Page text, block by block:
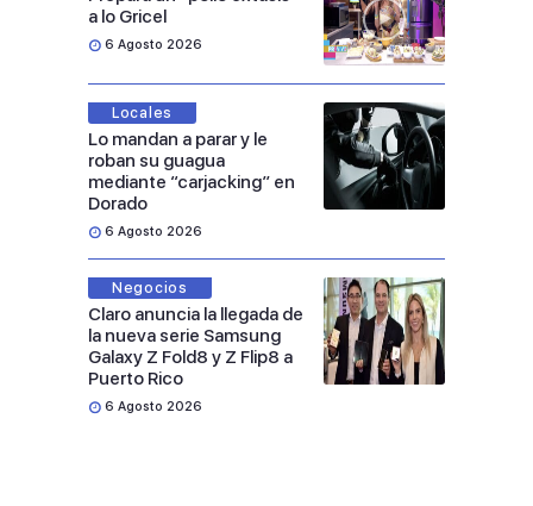
a lo Gricel
6 Agosto 2026
Locales
Lo mandan a parar y le
roban su guagua
mediante “carjacking” en
Dorado
6 Agosto 2026
Negocios
Claro anuncia la llegada de
la nueva serie Samsung
Galaxy Z Fold8 y Z Flip8 a
Puerto Rico
6 Agosto 2026